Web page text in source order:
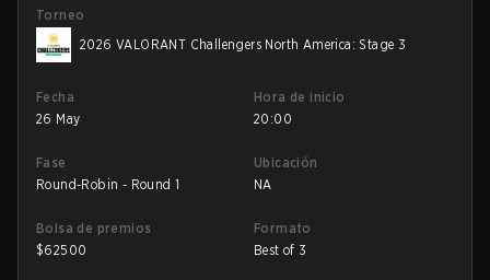
Torneo
2026 VALORANT Challengers North America: Stage 3
Fecha
26 May
Hora de inicio
20:00
Fase
Round-Robin - Round 1
Ubicación
NA
Bolsa de premios
$62500
Formato
Best of 3